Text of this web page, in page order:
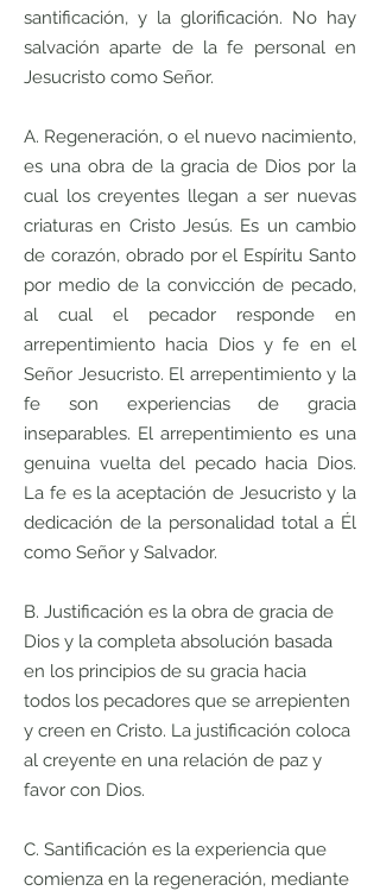
santificación, y la glorificación. No hay
salvación aparte de la fe personal en
Jesucristo como Señor.
A. Regeneración, o el nuevo nacimiento,
es una obra de la gracia de Dios por la
cual los creyentes llegan a ser nuevas
criaturas en Cristo Jesús. Es un cambio
de corazón, obrado por el Espíritu Santo
por medio de la convicción de pecado,
al cual el pecador responde en
arrepentimiento hacia Dios y fe en el
Señor Jesucristo. El arrepentimiento y la
fe son experiencias de gracia
inseparables. El arrepentimiento es una
genuina vuelta del pecado hacia Dios.
La fe es la aceptación de Jesucristo y la
dedicación de la personalidad total a Él
como Señor y Salvador.
B. Justificación es la obra de gracia de
Dios y la completa absolución basada
en los principios de su gracia hacia
todos los pecadores que se arrepienten
y creen en Cristo. La justificación coloca
al creyente en una relación de paz y
favor con Dios.
C. Santificación es la experiencia que
comienza en la regeneración, mediante